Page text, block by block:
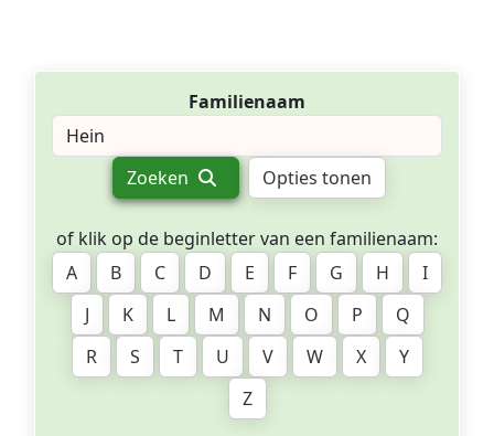
Familienaam
Zoeken Opties tonen
of klik op de beginletter van een familienaam:
A
B C D E F G H
I
J
K L M N O P
Q
R
S T U V W X
Y
Z